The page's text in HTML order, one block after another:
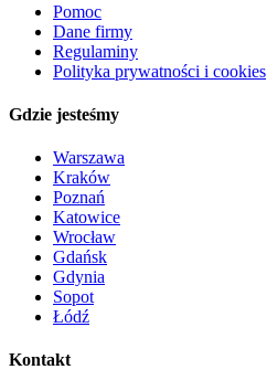
Pomoc
Dane firmy
Regulaminy
Polityka prywatności i cookies
Gdzie jesteśmy
Warszawa
Kraków
Poznań
Katowice
Wrocław
Gdańsk
Gdynia
Sopot
Łódź
Kontakt